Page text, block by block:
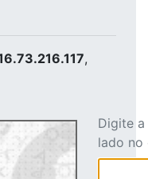
,
Digite
lado no